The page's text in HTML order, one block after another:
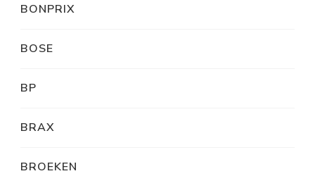
BONPRIX
BOSE
BP
BRAX
BROEKEN